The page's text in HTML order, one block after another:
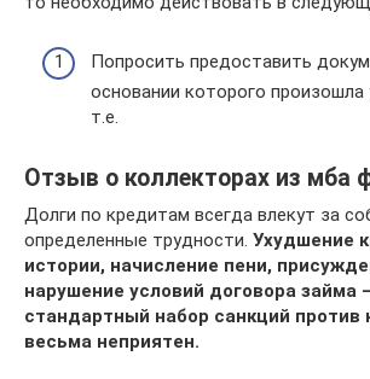
Попросить предоставить
основании которого произошла
т.е.
Отзыв о коллекторах из мба
Долги по кредитам всегда влекут за
определенные трудности. Ухудшение
истории, начисление пени,
нарушение условий договора займа
стандартный набор санкций против
весьма неприятен.